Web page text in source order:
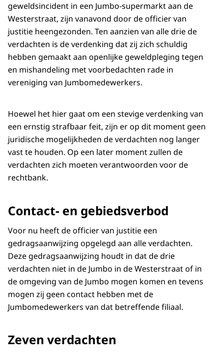
geweldsincident in een Jumbo-supermarkt aan de
Westerstraat, zijn vanavond door de officier van
justitie heengezonden. Ten aanzien van alle drie de
verdachten is de verdenking dat zij zich schuldig
hebben gemaakt aan openlijke geweldpleging tegen
en mishandeling met voorbedachten rade in
vereniging van Jumbomedewerkers.
Hoewel het hier gaat om een stevige verdenking van
een ernstig strafbaar feit, zijn er op dit moment geen
juridische mogelijkheden de verdachten nog langer
vast te houden. Op een later moment zullen de
verdachten zich moeten verantwoorden voor de
rechtbank.
Contact- en gebiedsverbod
Voor nu heeft de officier van justitie een
gedragsaanwijzing opgelegd aan alle verdachten.
Deze gedragsaanwijzing houdt in dat de drie
verdachten niet in de Jumbo in de Westerstraat of in
de omgeving van de Jumbo mogen komen en tevens
mogen zij geen contact hebben met de
Jumbomedewerkers van dat betreffende filiaal.
Zeven verdachten